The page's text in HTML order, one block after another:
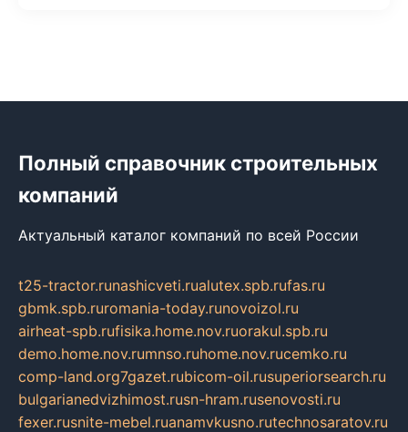
Полный справочник строительных
компаний
Актуальный каталог компаний по всей России
t25-tractor.runashicveti.rualutex.spb.rufas.ru
gbmk.spb.ruromania-today.runovoizol.ru
airheat-spb.rufisika.home.nov.ruorakul.spb.ru
demo.home.nov.rumnso.ruhome.nov.rucemko.ru
comp-land.org7gazet.rubicom-oil.rusuperiorsearch.ru
bulgarianedvizhimost.rusn-hram.rusenovosti.ru
fexer.rusnite-mebel.ruanamvkusno.rutechnosaratov.ru